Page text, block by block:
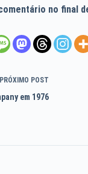
no final
PRÓXIMO POST
em 1976